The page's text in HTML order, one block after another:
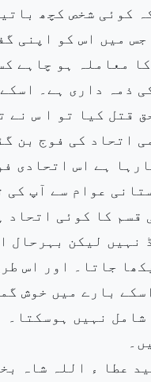
کوئی شخص کچھ
میں اس کو اپنی
معاملہ ہو چاہے
ذمہ داری ہے۔
قتل کیا تو ا س نے
اتحاد کی فوج بن
ہے اس
عوام سے آپ کی
قسم کا کوئی
نہیں لیکن
جاتا۔ اور اس
بارے میں خوش
نہیں ہوسکتا۔
عطا ء اللہ شاہ